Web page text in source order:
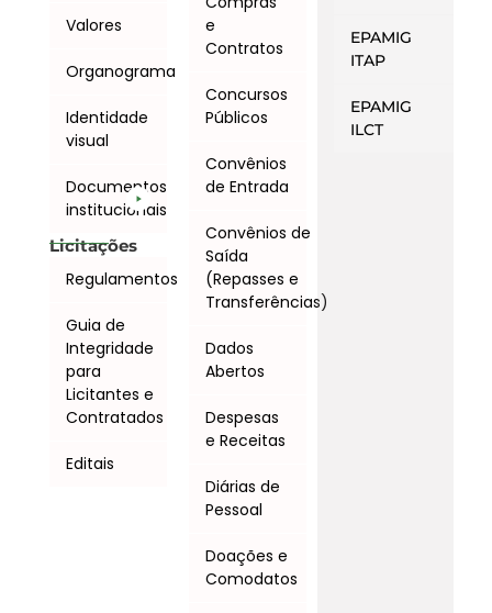
Valores
Organograma
Identidade
visual
Documentos
institucionais
Licitações
Regulamentos
Guia de
Integridade
para
Licitantes e
Contratados
Editais
e
Contratos
Concursos
Públicos
Convênios
de Entrada
Convênios de
Saída
(Repasses e
Transferências)
Dados
Abertos
Despesas
e Receitas
Diárias de
Pessoal
Doações e
Comodatos
EPAMIG
ITAP
EPAMIG
ILCT